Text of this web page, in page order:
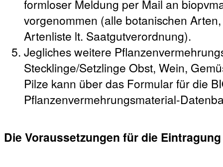
formloser Meldung per Mail an
vorgenommen (alle botanischen
Artenliste lt. Saatgutverordnung).
Jegliches weitere
Stecklinge/Setzlinge Obst, Wein,
Pilze kann über das Formular für die
Pflanzenvermehrungsmaterial-
Die Voraussetzungen für die